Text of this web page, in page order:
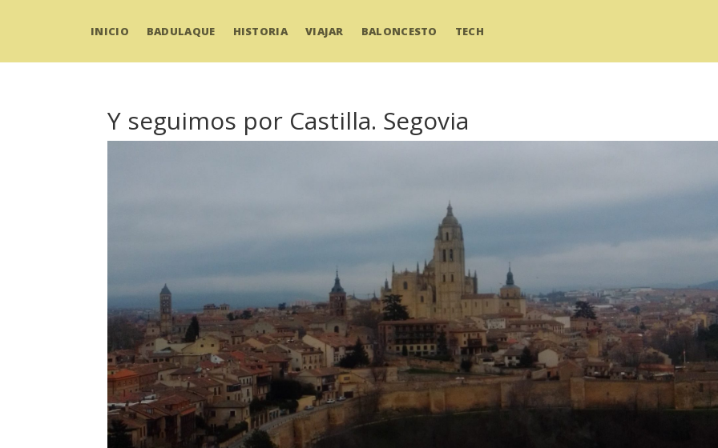
INICIO BADULAQUE HISTORIA VIAJAR BALONCESTO TECH
Y seguimos por Castilla. Segovia